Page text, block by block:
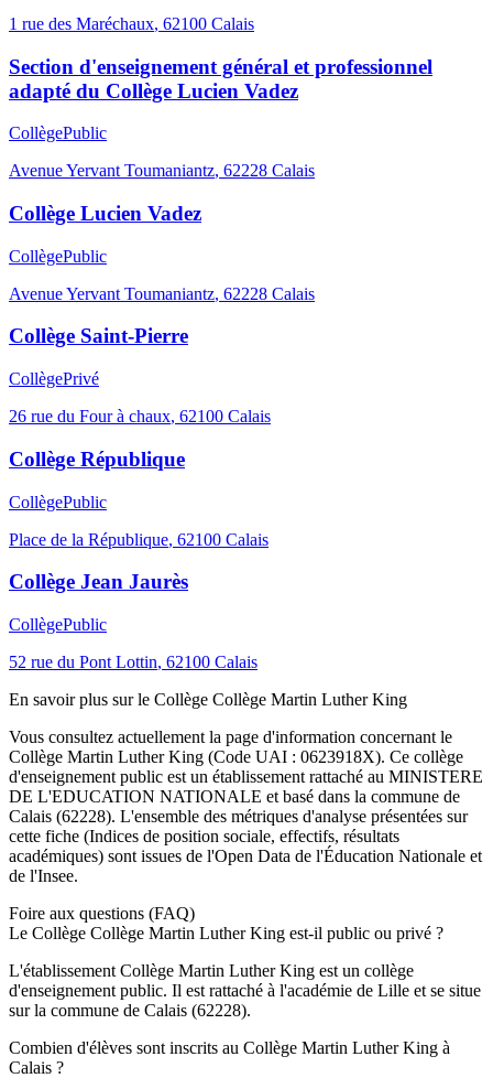
1 rue des Maréchaux, 62100 Calais
Section d'enseignement général et professionnel
adapté du Collège Lucien Vadez
CollègePublic
Avenue Yervant Toumaniantz, 62228 Calais
Collège Lucien Vadez
CollègePublic
Avenue Yervant Toumaniantz, 62228 Calais
Collège Saint-Pierre
CollègePrivé
26 rue du Four à chaux, 62100 Calais
Collège République
CollègePublic
Place de la République, 62100 Calais
Collège Jean Jaurès
CollègePublic
52 rue du Pont Lottin, 62100 Calais
En savoir plus sur le Collège Collège Martin Luther King
Vous consultez actuellement la page d'information concernant le
Collège Martin Luther King (Code UAI : 0623918X). Ce collège
d'enseignement public est un établissement rattaché au MINISTERE
DE L'EDUCATION NATIONALE et basé dans la commune de
Calais (62228). L'ensemble des métriques d'analyse présentées sur
cette fiche (Indices de position sociale, effectifs, résultats
académiques) sont issues de l'Open Data de l'Éducation Nationale et
de l'Insee.
Foire aux questions (FAQ)
Le Collège Collège Martin Luther King est-il public ou privé ?
L'établissement Collège Martin Luther King est un collège
d'enseignement public. Il est rattaché à l'académie de Lille et se situe
sur la commune de Calais (62228).
Combien d'élèves sont inscrits au Collège Martin Luther King à
Calais ?